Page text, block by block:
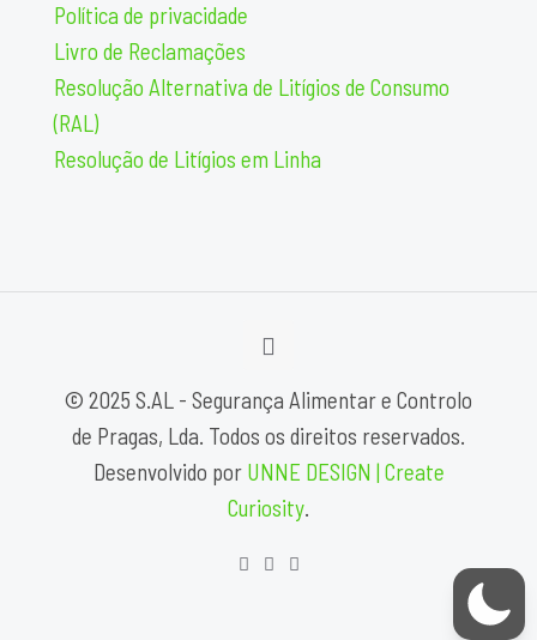
Política de privacidade
Livro de Reclamações
Resolução Alternativa de Litígios de Consumo
(RAL)
Resolução de Litígios em Linha
© 2025 S.AL - Segurança Alimentar e Controlo
de Pragas, Lda. Todos os direitos reservados.
Desenvolvido por UNNE DESIGN | Create
Curiosity.